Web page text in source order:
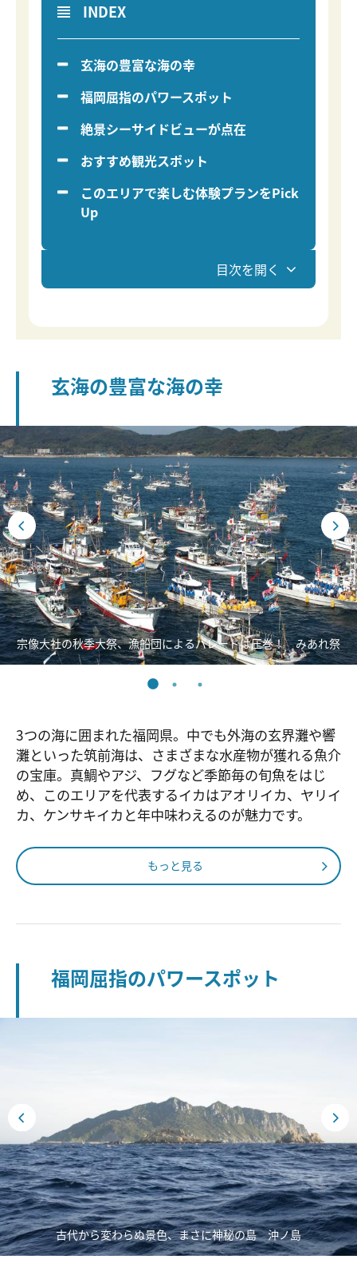
目次を開く
INDEX
玄海の豊富な海の幸
福岡屈指のパワースポット
絶景シーサイドビューが点在
おすすめ観光スポット
このエリアで楽しむ体験プランをPick
Up
玄海の豊富な海の幸
宗像大社の秋季大祭、漁船団によるパレードは圧巻！ みあれ祭
3つの海に囲まれた福岡県。中でも外海の玄界灘や響
灘といった筑前海は、さまざまな水産物が獲れる魚介
の宝庫。真鯛やアジ、フグなど季節毎の旬魚をはじ
め、このエリアを代表するイカはアオリイカ、ヤリイ
カ、ケンサキイカと年中味わえるのが魅力です。
もっと見る
福岡屈指のパワースポット
古代から変わらぬ景色、まさに神秘の島 沖ノ島